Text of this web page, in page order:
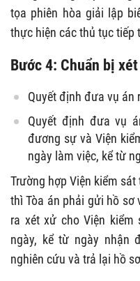
tọa phiên hòa giải lập
thực hiện các thủ tục tiếp
Bước 4: Chuẩn bị
Quyết định đưa vụ án
Quyết định đưa vụ
đương sự và Viện
ngày làm việc, kể từ
Trường hợp Viện kiểm
thì Tòa án phải gửi hồ sơ
ra xét xử cho Viện kiểm
ngày, kể từ ngày nhận
nghiên cứu và trả lại hồ